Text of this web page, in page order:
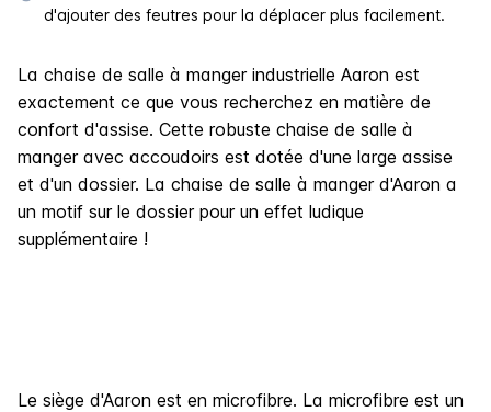
d'ajouter des feutres pour la déplacer plus facilement.
La chaise de salle à manger industrielle Aaron est
exactement ce que vous recherchez en matière de
confort d'assise. Cette robuste chaise de salle à
manger avec accoudoirs est dotée d'une large assise
et d'un dossier. La chaise de salle à manger d'Aaron a
un motif sur le dossier pour un effet ludique
supplémentaire !
Le siège d'Aaron est en microfibre. La microfibre est un